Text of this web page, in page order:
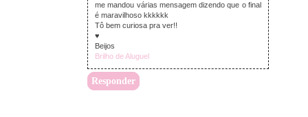
me mandou várias mensagem dizendo que o final
é maravilhoso kkkkkk
Tô bem curiosa pra ver!!
♥
Beijos
Brilho de Aluguel
Responder